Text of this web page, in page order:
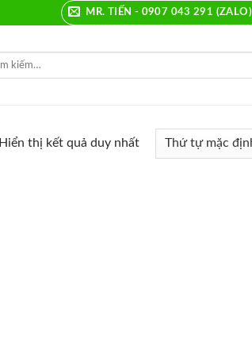
MR. TIẾN - 0907 043 291 (ZALO)
Hiển thị kết quả duy nhất